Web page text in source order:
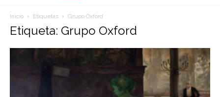
Hoy
Inicio Etiquetas Grupo Oxford
Etiqueta: Grupo Oxford